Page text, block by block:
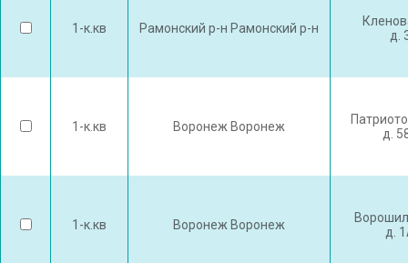
1-к.кв Рамонский р-н Рамонский р-н
д.
1-к.кв Воронеж Воронеж
д.
1-к.кв Воронеж Воронеж
д.